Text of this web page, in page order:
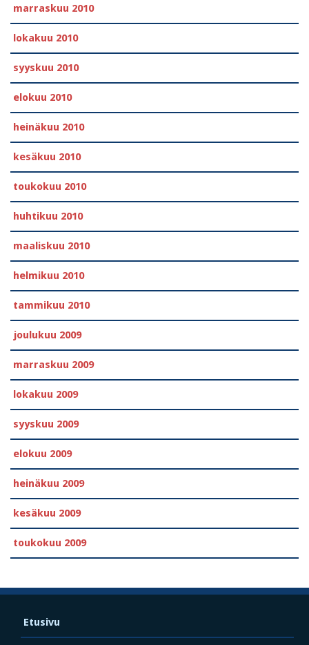
marraskuu 2010
lokakuu 2010
syyskuu 2010
elokuu 2010
heinäkuu 2010
kesäkuu 2010
toukokuu 2010
huhtikuu 2010
maaliskuu 2010
helmikuu 2010
tammikuu 2010
joulukuu 2009
marraskuu 2009
lokakuu 2009
syyskuu 2009
elokuu 2009
heinäkuu 2009
kesäkuu 2009
toukokuu 2009
Etusivu